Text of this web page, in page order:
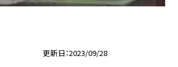
更新日 2023/09/28